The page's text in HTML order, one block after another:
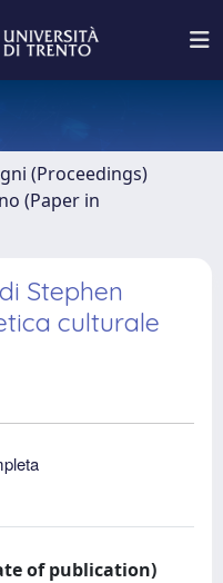
(Proceedings)
(Paper in
Stephen
culturale
of publication)